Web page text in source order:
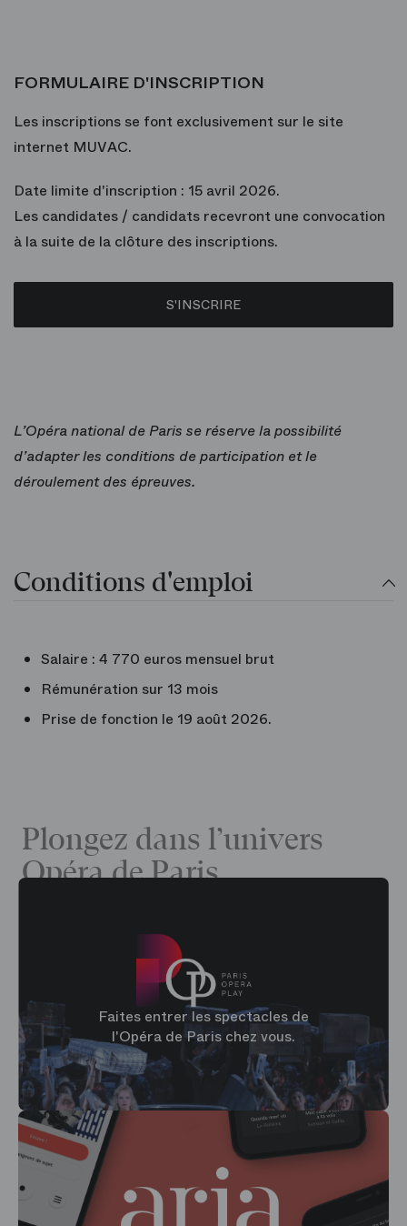
FORMULAIRE D'INSCRIPTION
Les inscriptions se font exclusivement sur le site
internet MUVAC.
Date limite d'inscription : 15 avril 2026.
Les candidates / candidats recevront une convocation
à la suite de la clôture des inscriptions.
S'INSCRIRE
L’Opéra national de Paris se réserve la possibilité
d’adapter les conditions de participation et le
déroulement des épreuves.
Conditions d'emploi
Salaire : 4 770 euros mensuel brut
Rémunération sur 13 mois
Prise de fonction le 19 août 2026.
Plongez dans l’univers
Opéra de Paris
Faites entrer les spectacles de
l'Opéra de Paris chez vous.